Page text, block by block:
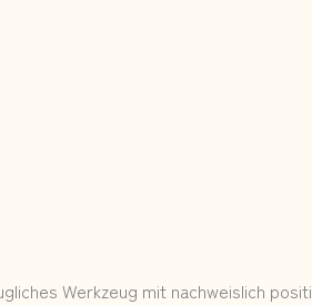
Werkzeug mit nachweislich